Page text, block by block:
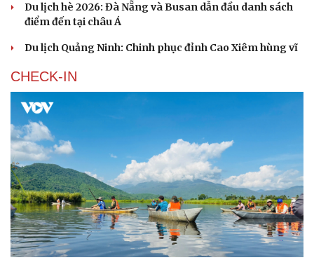
Văn hóa
Sân khấu - Điện ảnh
Văn học
Âm nhạc
Di sản
Giải trí
Sao Việt
Du lịch hè 2026: Đà Nẵng và Busan dẫn đầu danh sách
điểm đến tại châu Á
Du lịch Quảng Ninh: Chinh phục đỉnh Cao Xiêm hùng vĩ
CHECK-IN